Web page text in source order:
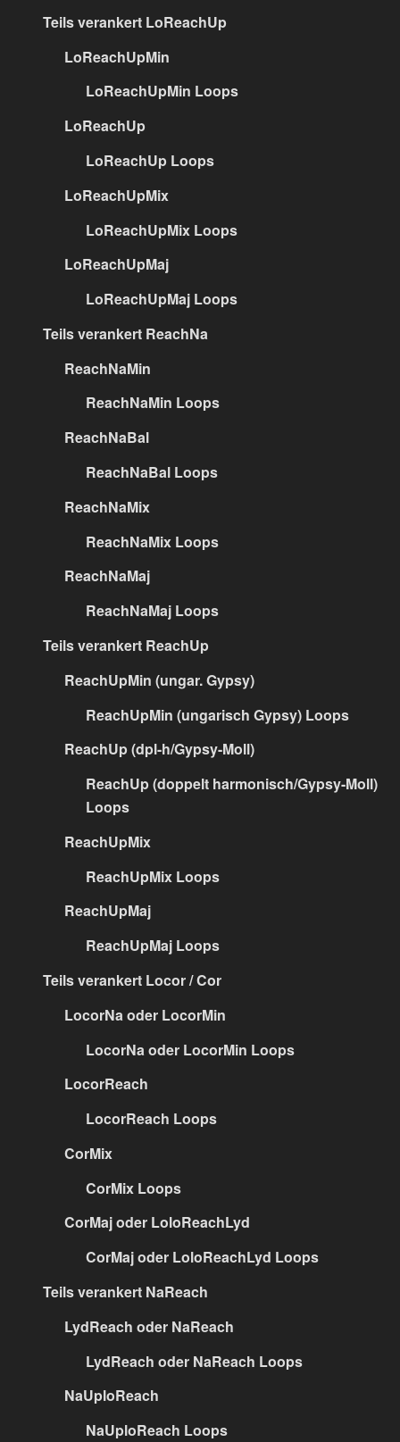
Teils verankert LoReachUp
LoReachUpMin
LoReachUpMin Loops
LoReachUp
LoReachUp Loops
LoReachUpMix
LoReachUpMix Loops
LoReachUpMaj
LoReachUpMaj Loops
Teils verankert ReachNa
ReachNaMin
ReachNaMin Loops
ReachNaBal
ReachNaBal Loops
ReachNaMix
ReachNaMix Loops
ReachNaMaj
ReachNaMaj Loops
Teils verankert ReachUp
ReachUpMin (ungar. Gypsy)
ReachUpMin (ungarisch Gypsy) Loops
ReachUp (dpl-h/Gypsy-Moll)
ReachUp (doppelt harmonisch/Gypsy-Moll)
Loops
ReachUpMix
ReachUpMix Loops
ReachUpMaj
ReachUpMaj Loops
Teils verankert Locor / Cor
LocorNa oder LocorMin
LocorNa oder LocorMin Loops
LocorReach
LocorReach Loops
CorMix
CorMix Loops
CorMaj oder LoloReachLyd
CorMaj oder LoloReachLyd Loops
Teils verankert NaReach
LydReach oder NaReach
LydReach oder NaReach Loops
NaUploReach
NaUploReach Loops